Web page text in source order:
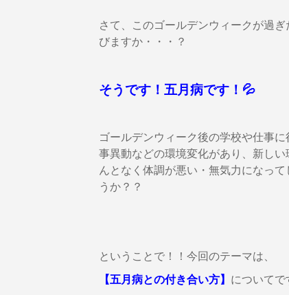
さて、このゴールデンウィークが過
びますか・・・？
そうです！五月病です！💦
ゴールデンウィーク後の学校や仕事
事異動などの環境変化があり、新し
んとなく体調が悪い・無気力になっ
うか？？
ということで！！今回のテーマは、
【五月病との付き合い方】 についてで